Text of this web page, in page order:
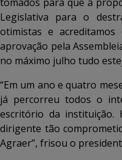
Legislativa para o
otimistas e
aprovação pela
no máximo julho tudo
“Em um ano e quatro
já percorreu todos o
escritório da instituição.
dirigente tão
Agraer”, frisou o